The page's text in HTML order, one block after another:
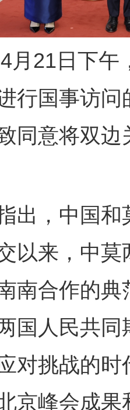
21日下午
行国事访
同意将双
，中国和
以来，中
南合作的
国人民共
对挑战的
京峰会成果